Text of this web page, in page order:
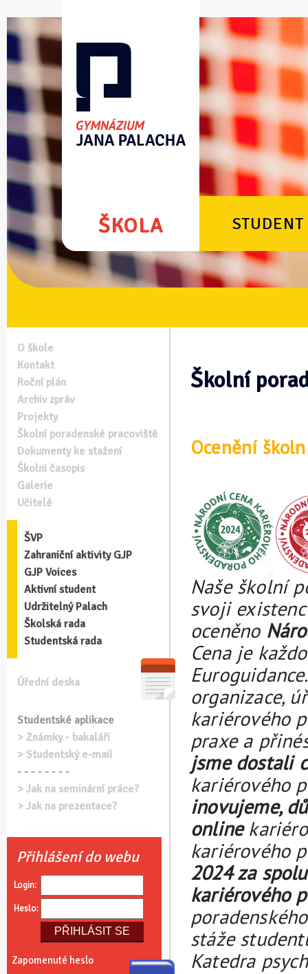
ŠKOLA STUDENT
O škole
Kontakt
Roční plán
Archiv zpráv
Projekty
Školní poradenské pracoviště
Dokumenty ke stažení
Školní časopis
Galerie
Učitelé
ŠVP
Zahraniční aktivity GJP
GJP Voices
Aktivní student
Udržitelný Palach
Školská rada
Studentská rada
Úřední deska
Studentské aplikace
> Známky - bakaláři
> Studentský e-mail
- - - - - - - -
> Jak na seminární práce?
> Jak na prezentace?
Přihlášení do webu
Login:
Heslo:
Zapomenuté heslo
Školní
Ocenění
Naše školní
svoji
oceněno
Cena je
organizace,
kariérového
praxe a
jsme dostali
kariérového
inovujeme,
online
kariérového
2024 za
kariérového
stáže
Katedra